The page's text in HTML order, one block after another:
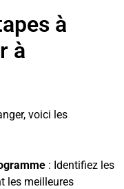
à
à
voici les
: Identifiez les
les meilleures